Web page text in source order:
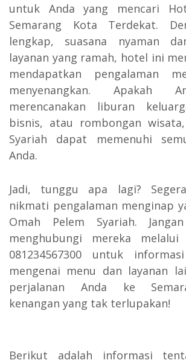
untuk Anda yang mencari
Semarang Kota Terdekat.
lengkap, suasana nyaman
layanan yang ramah, hotel ini
mendapatkan pengalaman
menyenangkan. Apakah
merencanakan liburan
bisnis, atau rombongan
Syariah dapat memenuhi
Anda.
Jadi, tunggu apa lagi?
nikmati pengalaman menginap
Omah Pelem Syariah.
menghubungi mereka
081234567300 untuk
mengenai menu dan layanan
perjalanan Anda ke
kenangan yang tak terlupakan!
Berikut adalah informasi